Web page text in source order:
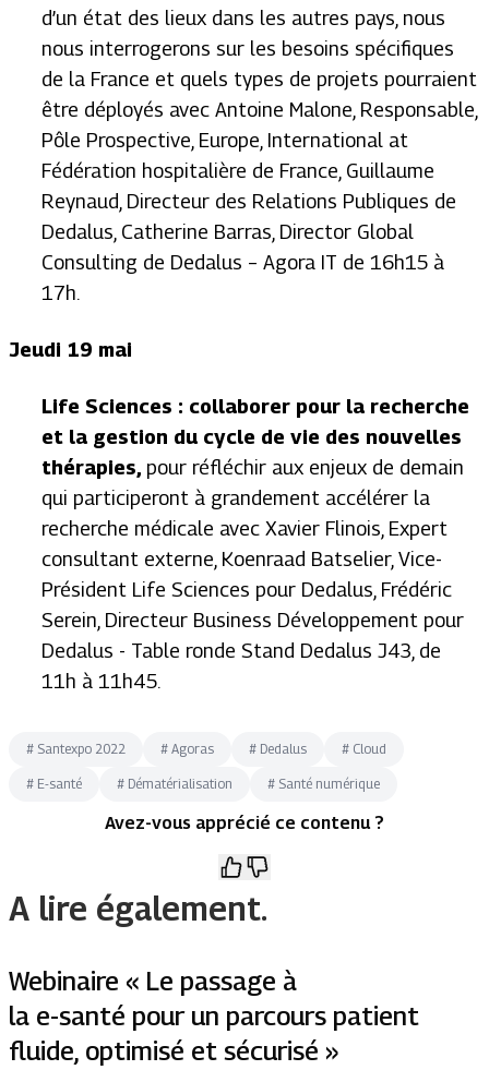
d’un état des lieux dans les autres pays, nous
nous interrogerons sur les besoins spécifiques
de la France et quels types de projets pourraient
être déployés avec Antoine Malone, Responsable,
Pôle Prospective, Europe, International at
Fédération hospitalière de France, Guillaume
Reynaud, Directeur des Relations Publiques de
Dedalus, Catherine Barras, Director Global
Consulting de Dedalus – Agora IT de 16h15 à
17h.
Jeudi 19 mai
Life Sciences : collaborer pour la recherche
et la gestion du cycle de vie des nouvelles
thérapies, pour réfléchir aux enjeux de demain
qui participeront à grandement accélérer la
recherche médicale avec Xavier Flinois, Expert
consultant externe, Koenraad Batselier, Vice-
Président Life Sciences pour Dedalus, Frédéric
Serein, Directeur Business Développement pour
Dedalus - Table ronde Stand Dedalus J43, de
11h à 11h45.
# Santexpo 2022 # Agoras # Dedalus # Cloud
# E-santé # Dématérialisation # Santé numérique
Avez-vous apprécié ce contenu ?
A lire également.
Webinaire « Le passage à
la e-santé pour un parcours patient
fluide, optimisé et sécurisé »